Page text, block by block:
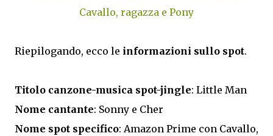
Cavallo, ragazza e Pony
Riepilogando, ecco le informazioni sullo spot.
Titolo canzone-musica spot-jingle: Little Man
Nome cantante: Sonny e Cher
Nome spot specifico: Amazon Prime con Cavallo,